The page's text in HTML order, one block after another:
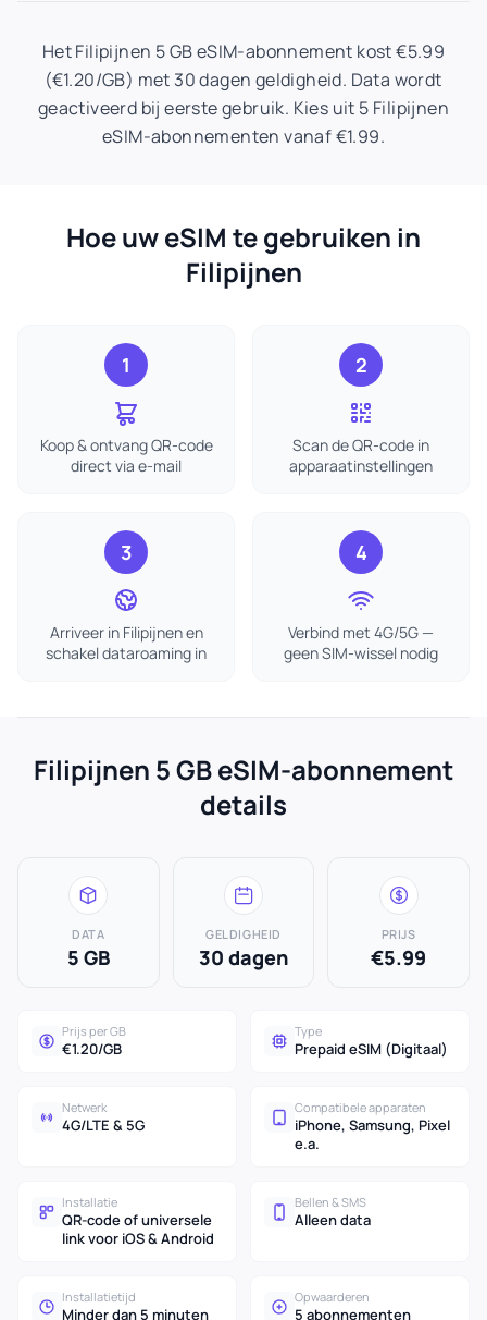
Het Filipijnen 5 GB eSIM-abonnement kost €5.99
(€1.20/GB) met 30 dagen geldigheid. Data wordt
geactiveerd bij eerste gebruik. Kies uit 5 Filipijnen
eSIM-abonnementen vanaf €1.99.
Hoe uw eSIM te gebruiken in
Filipijnen
1
Koop & ontvang QR-code
direct via e-mail
2
Scan de QR-code in
apparaatinstellingen
3
Arriveer in Filipijnen en
schakel dataroaming in
4
Verbind met 4G/5G —
geen SIM-wissel nodig
Filipijnen 5 GB eSIM-abonnement
details
DATA
5 GB
GELDIGHEID
30 dagen
PRIJS
€5.99
Prijs per GB
€1.20/GB
Type
Prepaid eSIM (Digitaal)
Netwerk
4G/LTE & 5G
Compatibele apparaten
iPhone, Samsung, Pixel
e.a.
Installatie
QR-code of universele
link voor iOS & Android
Bellen & SMS
Alleen data
Installatietijd
Minder dan 5 minuten
Opwaarderen
5 abonnementen